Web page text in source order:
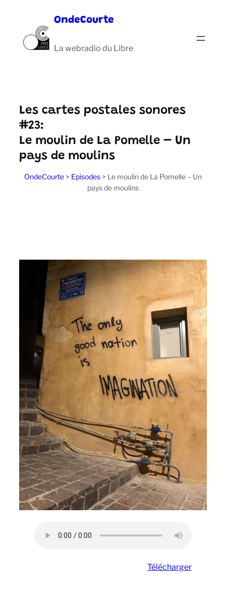
contenu
OndeCourte
La webradio du Libre
Les cartes postales sonores
#23:
Le moulin de La Pomelle – Un
pays de moulins
OndeCourte > Episodes > Le moulin de La Pomelle – Un
pays de moulins
Télécharger